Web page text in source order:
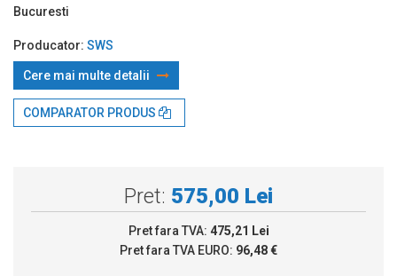
Bucuresti
Producator: SWS
Cere mai multe detalii
COMPARATOR PRODUS
Pret: 575,00 Lei
Pret fara TVA: 475,21 Lei
Pret fara TVA EURO: 96,48 €
Prin TBI:154.07 Lei x 4 rate*